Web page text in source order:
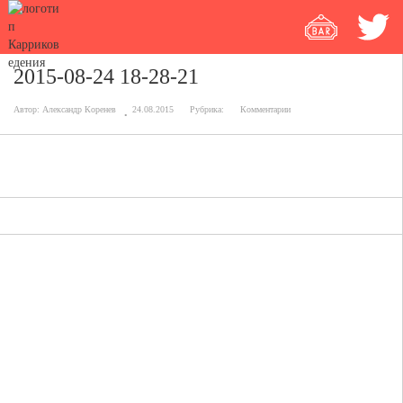
2015-08-24 18-28-21
Автор: Александр Коренев 24.08.2015 Рубрика: Комментарии